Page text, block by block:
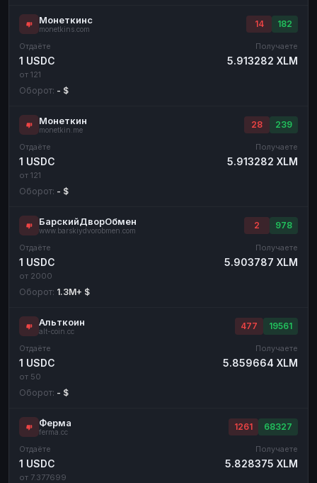
Монеткинс
monetkins.com
14 182
Отдаёте
1 USDC
от 121
Получаете
5.913282 XLM
Оборот: - $
Монеткин
monetkin.me
28 239
Отдаёте
1 USDC
от 121
Получаете
5.913282 XLM
Оборот: - $
БарскийДворОбмен
www.barskiydvorobmen.com
2 978
Отдаёте
1 USDC
от 2000
Получаете
5.903787 XLM
Оборот: 1.3M+ $
Альткоин
alt-coin.cc
477 19561
Отдаёте
1 USDC
от 50
Получаете
5.859664 XLM
Оборот: - $
Ферма
ferma.cc
1261 68327
Отдаёте
1 USDC
от 7.377699
Получаете
5.828375 XLM